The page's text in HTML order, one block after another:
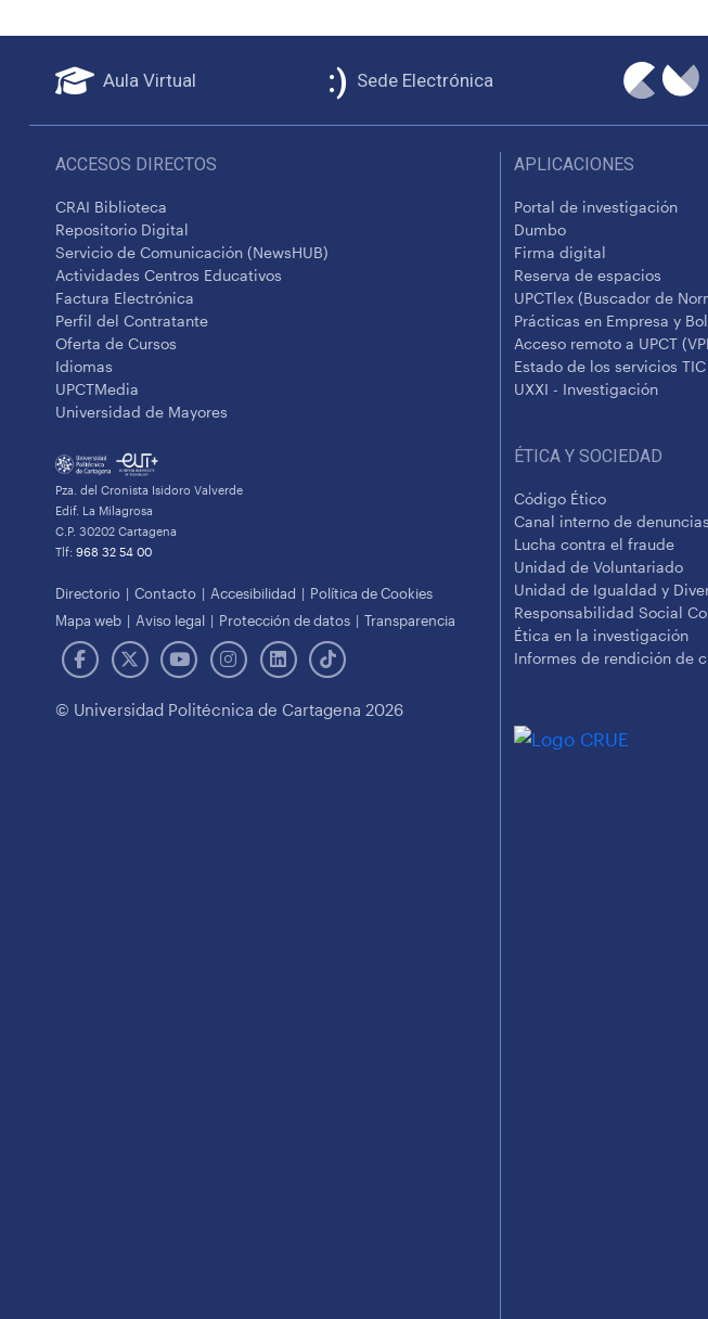
Aula Virtual Sede Electrónica
ACCESOS DIRECTOS
CRAI Biblioteca
Repositorio Digital
Servicio de Comunicación (NewsHUB)
Actividades Centros Educativos
Factura Electrónica
Perfil del Contratante
Oferta de Cursos
Idiomas
UPCTMedia
Universidad de Mayores
Pza. del Cronista Isidoro Valverde
Edif. La Milagrosa
C.P. 30202 Cartagena
Tlf: 968 32 54 00
Directorio Contacto Accesibilidad
Política de Cookies
Mapa web
Aviso legal Protección de datos Transparencia
© Universidad Politécnica de Cartagena 2026
APLICACIONES
Portal de investigación
Dumbo
Firma digital
Reserva de espacios
UPCTlex (Buscador de
Prácticas en Empresa y
Acceso remoto a UPCT
Estado de los servicios TIC
UXXI - Investigación
ÉTICA Y SOCIEDAD
Código Ético
Canal interno de denuncias
Lucha contra el fraude
Unidad de Voluntariado
Unidad de Igualdad y
Responsabilidad Social
Ética en la investigación
Informes de rendición de